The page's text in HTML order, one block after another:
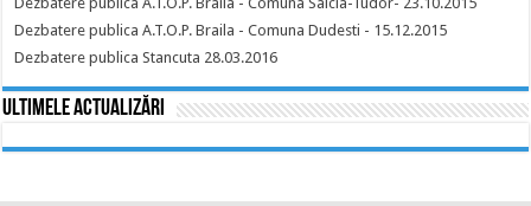
Dezbatere publica A.T.O.P. Braila - Comuna Dudesti - 15.12.2015
Dezbatere publica Stancuta 28.03.2016
Ultimele actualizări